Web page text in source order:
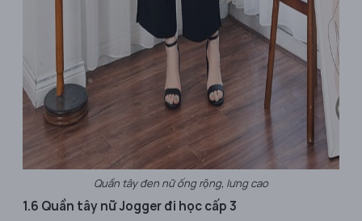
Quần tây đen nữ ống rộng, lưng cao
1.6 Quần tây nữ Jogger đi học cấp 3